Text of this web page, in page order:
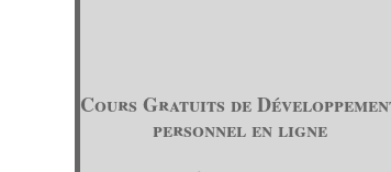
Cours Gratuits de
personnel en ligne